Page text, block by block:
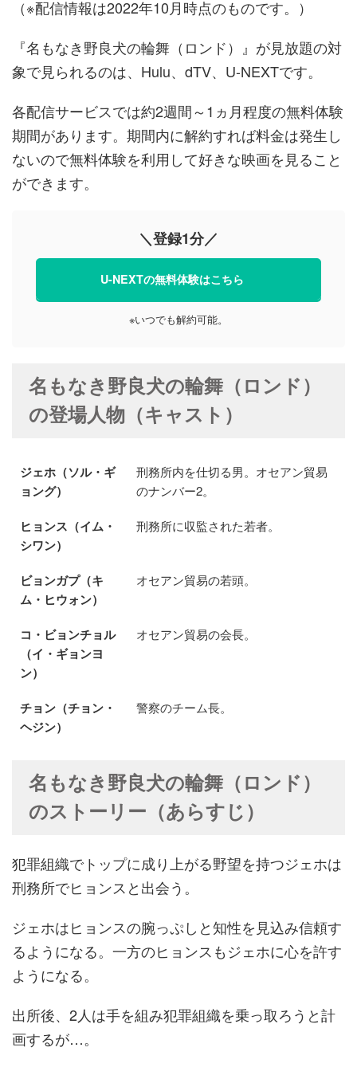
（※配信情報は2022年10月時点のものです。）
『名もなき野良犬の輪舞（ロンド）』が見放題の対
象で見られるのは、Hulu、dTV、U-NEXTです。
各配信サービスでは約2週間～1ヵ月程度の無料体験
期間があります。期間内に解約すれば料金は発生し
ないので無料体験を利用して好きな映画を見ること
ができます。
＼登録1分／
U-NEXTの無料体験はこちら
※いつでも解約可能。
名もなき野良犬の輪舞（ロンド）
の登場人物（キャスト）
ジェホ（ソル・ギ
ョング）
刑務所内を仕切る男。オセアン貿易
のナンバー2。
ヒョンス（イム・
シワン）
刑務所に収監された若者。
ビョンガプ（キ
ム・ヒウォン）
オセアン貿易の若頭。
コ・ビョンチョル
（イ・ギョンヨ
ン）
オセアン貿易の会長。
チョン（チョン・
ヘジン）
警察のチーム長。
名もなき野良犬の輪舞（ロンド）
のストーリー（あらすじ）
犯罪組織でトップに成り上がる野望を持つジェホは
刑務所でヒョンスと出会う。
ジェホはヒョンスの腕っぷしと知性を見込み信頼す
るようになる。一方のヒョンスもジェホに心を許す
ようになる。
出所後、2人は手を組み犯罪組織を乗っ取ろうと計
画するが…。